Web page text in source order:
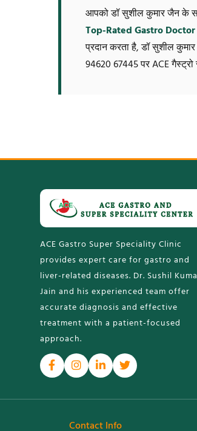
आपको डॉ सुशील कुमार जैन के
Top-Rated Gastro
प्रदान करता है, डॉ सुशील
94620 67445 पर ACE
ACE Gastro Super Speciality Clinic
provides expert care for gastro and
liver-related diseases. Dr. Sushil
Jain and his experienced team offer
accurate diagnosis and effective
treatment with a patient-focused
approach.
Contact Info